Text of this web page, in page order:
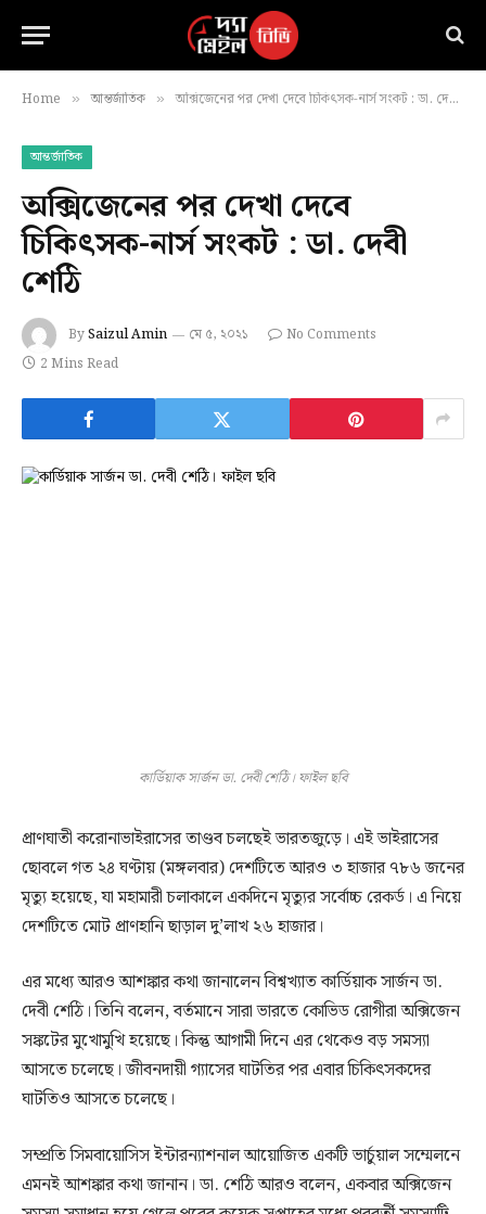
Home » আন্তর্জাতিক » অক্সিজেনের পর দেখা দেবে চিকিৎসক-নার্স সংকট : ডা. দেবী শেঠি
আন্তর্জাতিক
অক্সিজেনের পর দেখা দেবে
চিকিৎসক-নার্স সংকট : ডা. দেবী
শেঠি
BySaizul Amin মে ৫, ২০২১
No Comments
2 Mins Read
কার্ডিয়াক সার্জন ডা. দেবী শেঠি। ফাইল ছবি
প্রাণঘাতী করোনাভাইরাসের তাণ্ডব চলছেই ভারতজুড়ে। এই ভাইরাসের
ছোবলে গত ২৪ ঘণ্টায় (মঙ্গলবার) দেশটিতে আরও ৩ হাজার ৭৮৬ জনের
মৃত্যু হয়েছে, যা মহামারী চলাকালে একদিনে মৃত্যুর সর্বোচ্চ রেকর্ড। এ নিয়ে
দেশটিতে মোট প্রাণহানি ছাড়াল দু’লাখ ২৬ হাজার।
এর মধ্যে আরও আশঙ্কার কথা জানালেন বিশ্বখ্যাত কার্ডিয়াক সার্জন ডা.
দেবী শেঠি। তিনি বলেন, বর্তমানে সারা ভারতে কোভিড রোগীরা অক্সিজেন
সঙ্কটের মুখোমুখি হয়েছে। কিন্তু আগামী দিনে এর থেকেও বড় সমস্যা
আসতে চলেছে। জীবনদায়ী গ্যাসের ঘাটতির পর এবার চিকিৎসকদের
ঘাটতিও আসতে চলেছে।
সম্প্রতি সিমবায়োসিস ইন্টারন্যাশনাল আয়োজিত একটি ভার্চুয়াল সম্মেলনে
এমনই আশঙ্কার কথা জানান। ডা. শেঠি আরও বলেন, একবার অক্সিজেন